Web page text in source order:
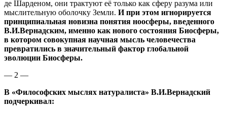
де Шарденом, они трактуют её только как сферу разума или
мыслительную оболочку Земли. И при этом игнорируется
принципиальная новизна понятия ноосферы, введенного
В.И.Вернадским, именно как нового состояния Биосферы,
в котором совокупная научная мысль человечества
превратились в значительный фактор глобальной
эволюции Биосферы.
— 2 —
В «Философских мыслях натуралиста» В.И.Вернадский
подчеркивал: